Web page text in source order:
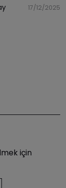
17/12/2025
için